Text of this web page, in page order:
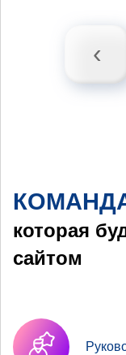
‹
которая
сайтом